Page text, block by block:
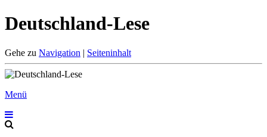
Deutschland-Lese
Gehe zu Navigation | Seiteninhalt
Menü